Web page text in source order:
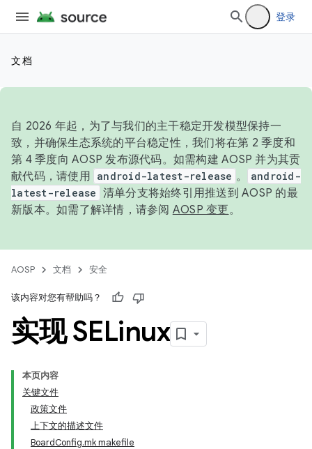
登录
文档
自 2026 年起，为了与我们的主干稳定开发模型保持一
致，并确保生态系统的平台稳定性，我们将在第 2 季度和
第 4 季度向 AOSP 发布源代码。如需构建 AOSP 并为其贡
献代码，请使用 android-latest-release 。
android-
latest-release 清单分支将始终引用推送到 AOSP 的最
新版本。如需了解详情，请参阅 AOSP 变更。
AOSP 文档 安全
该内容对您有帮助吗？
实现 SELinux
本页内容
关键文件
政策文件
上下文的描述文件
BoardConfig.mk makefile